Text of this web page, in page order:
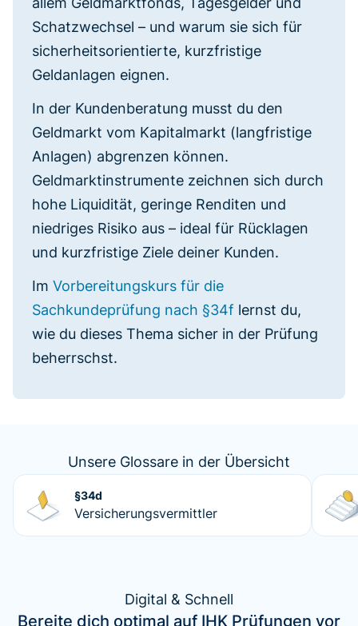
Schatzwechsel – und warum sie sich für
sicherheitsorientierte, kurzfristige
Geldanlagen eignen.
In der Kundenberatung musst du den
Geldmarkt vom Kapitalmarkt (langfristige
Anlagen) abgrenzen können.
Geldmarktinstrumente zeichnen sich durch
hohe Liquidität, geringe Renditen und
niedriges Risiko aus – ideal für Rücklagen
und kurzfristige Ziele deiner Kunden.
Im Vorbereitungskurs für die
Sachkundeprüfung nach §34f lernst du,
wie du dieses Thema sicher in der Prüfung
beherrschst.
Unsere Glossare in der Übersicht
§34d
Versicherungsvermittler
Digital & Schnell
Bereite dich optimal auf IHK Prüfungen vor